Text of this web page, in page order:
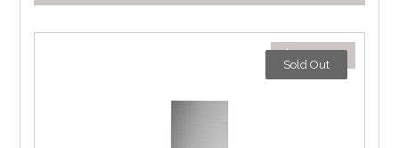
٤٨٦,٠٠ د.إ
Sold Out